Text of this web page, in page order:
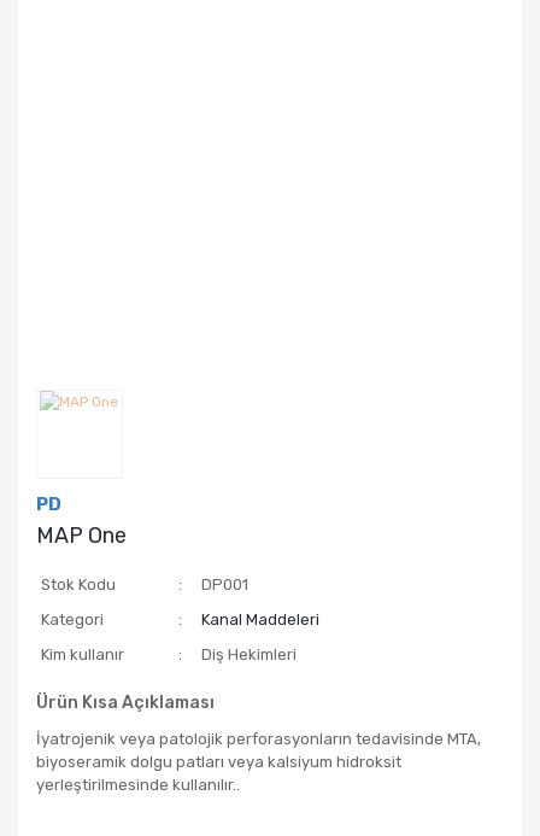
PD
MAP One
Stok Kodu
DP001
Kategori
Kanal Maddeleri
Kim kullanır
Diş Hekimleri
Ürün Kısa Açıklaması
İyatrojenik veya patolojik perforasyonların tedavisinde MTA,
biyoseramik dolgu patları veya kalsiyum hidroksit
yerleştirilmesinde kullanılır..